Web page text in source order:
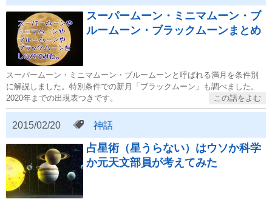
スーパームーン・ミニマムーン・ブ
ルームーン・ブラックムーンまとめ
スーパームーン・ミニマムーン・ブルームーンと呼ばれる満月を条件別
に解説しました。特別条件での新月「ブラックムーン」も調べました。
2020年までの出現表つきです。
2015/02/20 神話
占星術（星うらない）はウソか科学
か元天文部員が考えてみた